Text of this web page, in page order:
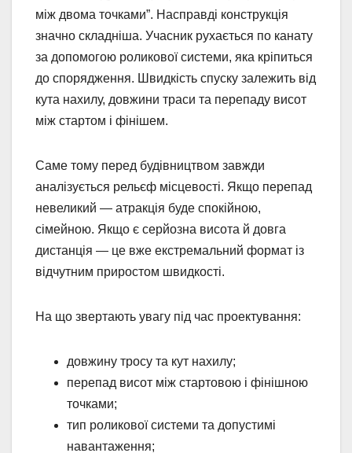
між двома точками”. Насправді конструкція
значно складніша. Учасник рухається по канату
за допомогою роликової системи, яка кріпиться
до спорядження. Швидкість спуску залежить від
кута нахилу, довжини траси та перепаду висот
між стартом і фінішем.
Саме тому перед будівництвом завжди
аналізується рельєф місцевості. Якщо перепад
невеликий — атракція буде спокійною,
сімейною. Якщо є серйозна висота й довга
дистанція — це вже екстремальний формат із
відчутним приростом швидкості.
На що звертають увагу під час проектування:
довжину тросу та кут нахилу;
перепад висот між стартовою і фінішною
точками;
тип роликової системи та допустимі
навантаження;